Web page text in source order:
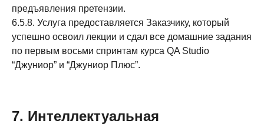
предъявления претензии.
6.5.8. Услуга предоставляется Заказчику, который
успешно освоил лекции и сдал все домашние задания
по первым восьми спринтам курса QA Studio
“Джуниор” и “Джуниор Плюс”.
7. Интеллектуальная